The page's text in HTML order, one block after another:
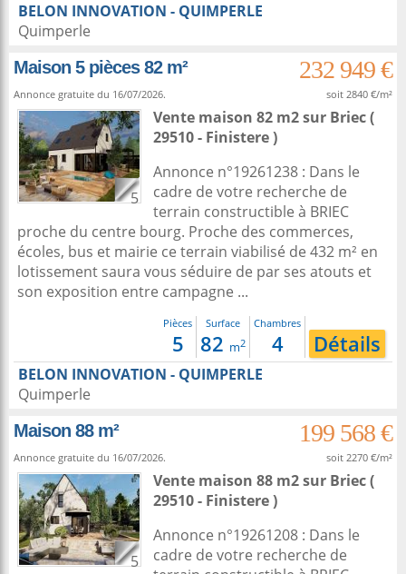
BELON INNOVATION - QUIMPERLE
Quimperle
Maison 5 pièces 82 m²
232 949 €
Annonce gratuite du 16/07/2026. soit 2840 €/m²
5
Vente maison 82 m2sur Briec(
29510 - Finistere )
Annonce n°19261238 : Dans le
cadre de votre recherche de
terrain constructible à BRIEC
proche du centre bourg. Proche des commerces,
écoles, bus et mairie ce terrain viabilisé de 432 m² en
lotissement saura vous séduire de par ses atouts et
son exposition entre campagne ...
Pièces
5
Surface
82 m2
Chambres
4 Détails
BELON INNOVATION - QUIMPERLE
Quimperle
Maison 88 m²
199 568 €
Annonce gratuite du 16/07/2026. soit 2270 €/m²
5
Vente maison 88 m2sur Briec(
29510 - Finistere )
Annonce n°19261208 : Dans le
cadre de votre recherche de